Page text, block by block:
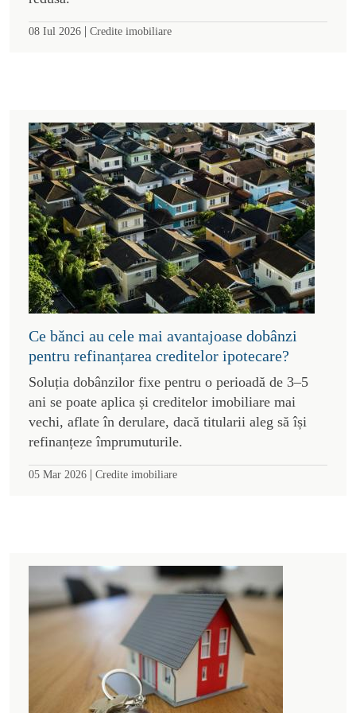
08 Iul 2026 | Credite imobiliare
Ce bănci au cele mai avantajoase dobânzi
pentru refinanțarea creditelor ipotecare?
Soluția dobânzilor fixe pentru o perioadă de 3–5
ani se poate aplica și creditelor imobiliare mai
vechi, aflate în derulare, dacă titularii aleg să își
refinanțeze împrumuturile.
05 Mar 2026 | Credite imobiliare